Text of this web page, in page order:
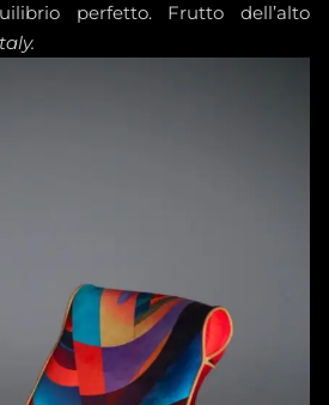
perfetto. Frutto dell’alto